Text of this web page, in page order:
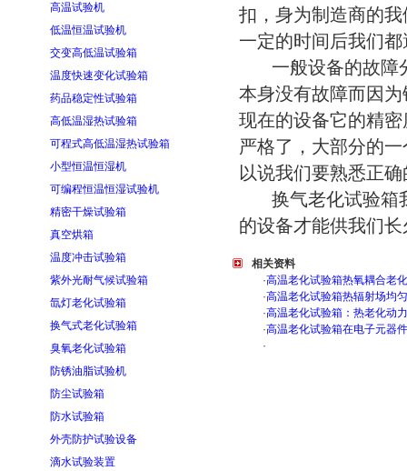
高温试验机
低温恒温试验机
交变高低温试验箱
温度快速变化试验箱
药品稳定性试验箱
高低温湿热试验箱
可程式高低温湿热试验箱
小型恒温恒湿机
可编程恒温恒湿试验机
精密干燥试验箱
真空烘箱
温度冲击试验箱
紫外光耐气候试验箱
氙灯老化试验箱
换气式老化试验箱
臭氧老化试验箱
防锈油脂试验机
防尘试验箱
防水试验箱
外壳防护试验设备
滴水试验装置
扣，身为制造商的
一定的时间后我们
一般设备的故障分
本身没有故障而因
现在的设备它的精
严格了，大部分的
以说我们要熟悉正
换气老化试验箱我
的设备才能供我们
相关资料
·高温老化试验箱热氧耦合老
·高温老化试验箱热辐射场均
·高温老化试验箱：热老化动
·高温老化试验箱在电子元器
·